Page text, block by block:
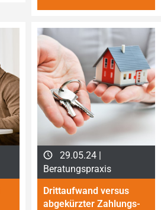
29.05.24 |
Beratungspraxis
Drittaufwand versus
abgekürzter Zahlungs-